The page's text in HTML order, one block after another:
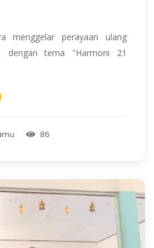
menggelar perayaan ulang
dengan tema "Harmoni 21
86